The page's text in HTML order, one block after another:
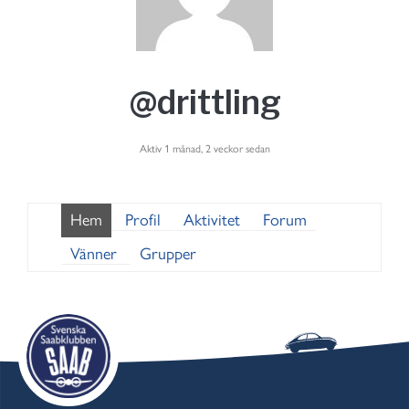
@drittling
Aktiv 1 månad, 2 veckor sedan
Hem Profil Aktivitet
Forum
Vänner
Grupper